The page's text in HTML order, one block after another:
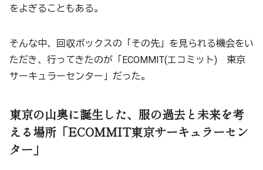
をよぎることもある。
そんな中、回収ボックスの「その先」を見られる機会をい
ただき、行ってきたのが「ECOMMIT(エコミット) 東京
サーキュラーセンター」だった。
東京の山奥に誕生した、服の過去と未来を考
える場所「ECOMMIT東京サーキュラーセン
ター」